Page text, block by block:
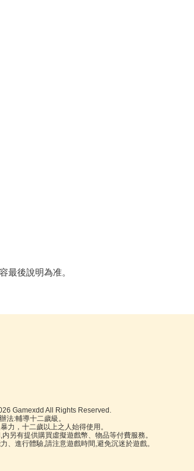
後說明為准。
Gamexdd All Rights Reserved.
法:輔導十二歲級。
力，十二歲以上之人始得使用。
另有提供購買虛擬遊戲幣、物品等付費服務。
、進行體驗,請注意遊戲時間,避免沉迷於遊戲。